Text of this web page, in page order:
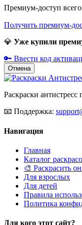
Премиум-доступ
Получить премиум-
💎 Уже купили
🔑 Ввести код
Отмена
Раскраски
📧 Поддержка:
Навигация
Главная
Каталог
🎨 Раскрасить
Для взрослых
Для детей
Правила
Политика
Для кого этот сайт?